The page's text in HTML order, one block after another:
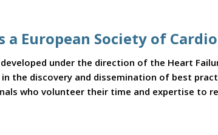
European Society of
under the direction of the Heart
in the discovery and dissemination of best
who volunteer their time and expertise to